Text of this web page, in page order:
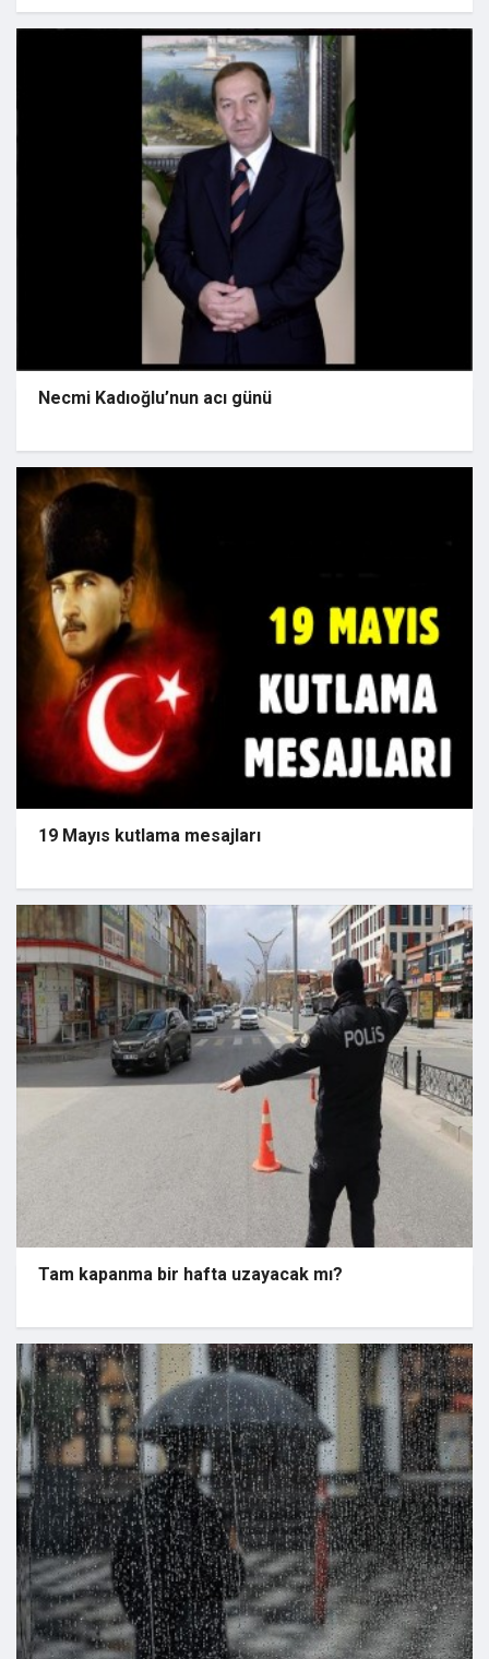
Necmi Kadıoğlu’nun acı günü
19 Mayıs kutlama mesajları
Tam kapanma bir hafta uzayacak mı?